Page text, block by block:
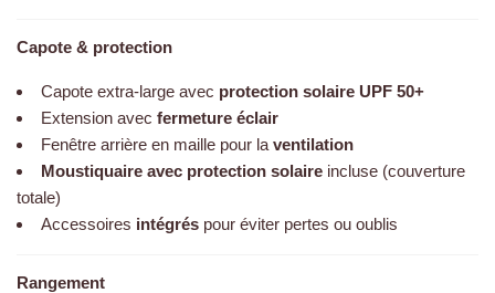
Capote & protection
Capote extra-large avec protection solaire UPF 50+
Extension avec fermeture éclair
Fenêtre arrière en maille pour la ventilation
Moustiquaire avec protection solaire incluse (couverture
totale)
Accessoires intégrés pour éviter pertes ou oublis
Rangement